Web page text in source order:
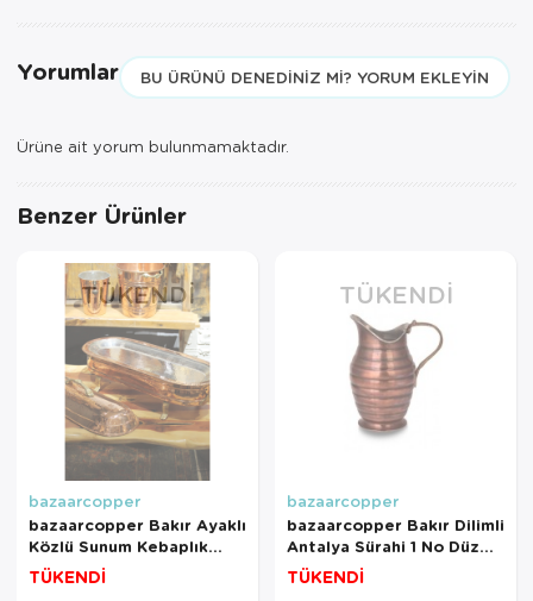
Yorumlar BU ÜRÜNÜ DENEDINIZ MI? YORUM EKLEYIN
Ürüne ait yorum bulunmamaktadır.
Benzer Ürünler
TÜKENDI
bazaarcopper
bazaarcopper Bakır Ayaklı
Közlü Sunum Kebaplık
Kapaklı 90 Cm Kırmızı
TÜKENDİ
TÜKENDI
bazaarcopper
bazaarcopper Bakır Dilimli
Antalya Sürahi 1 No Düz
Oksit bazaarcopper7254-
3
TÜKENDİ